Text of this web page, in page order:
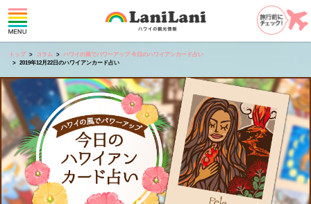
トップ コラム
ハワイの風でパワーアップ 今日のハワイアンカード占い
2019年12月22日のハワイアンカード占い